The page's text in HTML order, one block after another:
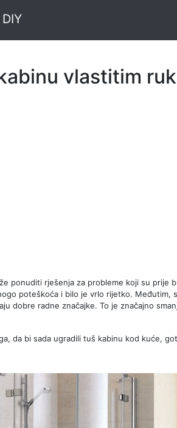
vlastitim
ponuditi rješenja za probleme koji su prije
poteškoća i bilo je vrlo rijetko. Međutim,
dobre radne značajke. To je značajno
da bi sada ugradili tuš kabinu kod kuće,